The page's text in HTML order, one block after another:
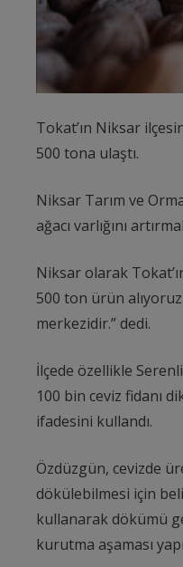
Tokat’ın Niksar
500 tona ulaştı.
Niksar Tarım ve
ağacı varlığını
Niksar olarak
500 ton ürün
merkezidir.” dedi.
İlçede özellikle
100 bin ceviz fidanı
ifadesini kullandı.
Özdüzgün, cevizde
dökülebilmesi için
kullanarak dökümü
kurutma aşaması